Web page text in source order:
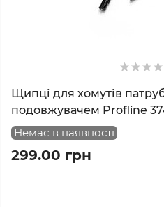
Щипці для хомутів
подовжувачем Profline
Немає в наявності
299.00 грн